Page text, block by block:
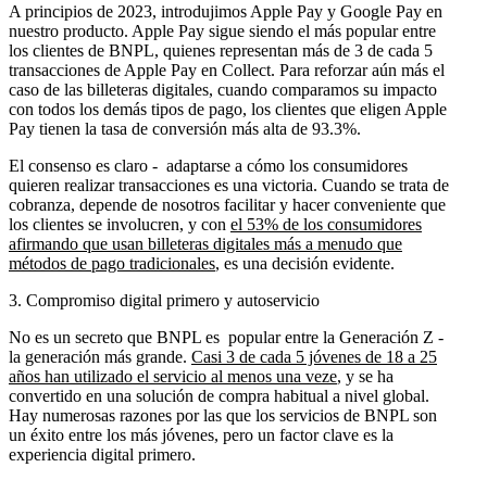
A principios de 2023, introdujimos Apple Pay y Google Pay en
nuestro producto. Apple Pay sigue siendo el más popular entre
los clientes de BNPL, quienes representan más de 3 de cada 5
transacciones de Apple Pay en Collect. Para reforzar aún más el
caso de las billeteras digitales, cuando comparamos su impacto
con todos los demás tipos de pago, los clientes que eligen Apple
Pay tienen la tasa de conversión más alta de 93.3%.
El consenso es claro - adaptarse a cómo los consumidores
quieren realizar transacciones es una victoria. Cuando se trata de
cobranza, depende de nosotros facilitar y hacer conveniente que
los clientes se involucren, y con el 53% de los consumidores
afirmando que usan billeteras digitales más a menudo que
métodos de pago tradicionales, es una decisión evidente.
3. Compromiso digital primero y autoservicio
No es un secreto que BNPL es popular entre la Generación Z -
la generación más grande. Casi 3 de cada 5 jóvenes de 18 a 25
años han utilizado el servicio al menos una veze, y se ha
convertido en una solución de compra habitual a nivel global.
Hay numerosas razones por las que los servicios de BNPL son
un éxito entre los más jóvenes, pero un factor clave es la
experiencia digital primero.